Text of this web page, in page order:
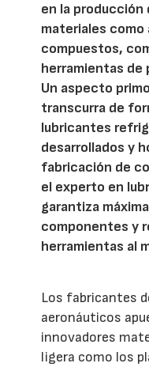
en la producción
materiales
compuestos,
herramientas de
Un aspecto
transcurra de
lubricantes
desarrollados y
fabricación de
el experto en
garantiza
componentes y
herramientas al
Los fabricantes
aeronáuticos
innovadores
ligera como los